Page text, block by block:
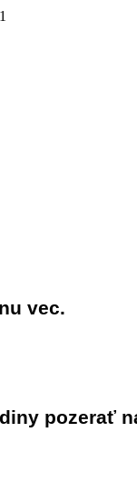
vec.
pozerať